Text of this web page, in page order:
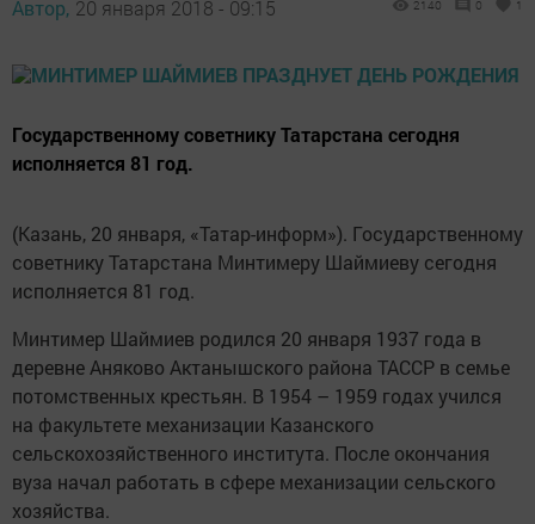
Автор, 20 января 2018 - 09:15 2140 0 1
Государственному советнику Татарстана сегодня
исполняется 81 год.
(Казань, 20 января, «Татар-информ»). Государственному
советнику Татарстана Минтимеру Шаймиеву сегодня
исполняется 81 год.
Минтимер Шаймиев родился 20 января 1937 года в
деревне Аняково Актанышского района ТАССР в семье
потомственных крестьян. В 1954 – 1959 годах учился
на факультете механизации Казанского
сельскохозяйственного института. После окончания
вуза начал работать в сфере механизации сельского
хозяйства.